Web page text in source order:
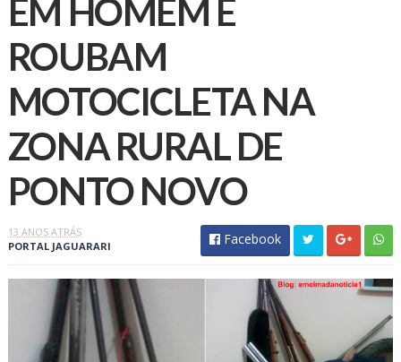
EM HOMEM E
ROUBAM
MOTOCICLETA NA
ZONA RURAL DE
PONTO NOVO
13 ANOS ATRÁS
PORTAL JAGUARARI
Facebook